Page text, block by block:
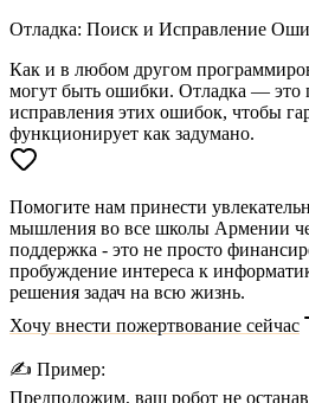
Отладка: Поиск и Исправление
Как и в любом другом
могут быть ошибки. Отладка — это
исправления этих ошибок, чтобы
функционирует как задумано.
Помогите нам принести
мышления во все школы Армении
поддержка - это не просто
пробуждение интереса к
решения задач на всю жизнь.
Хочу внести пожертвование сейчас
✍️ Пример:
Предположим, ваш робот не